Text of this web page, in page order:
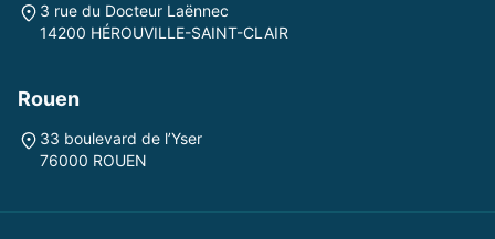
3 rue du Docteur Laënnec
14200 HÉROUVILLE-SAINT-CLAIR
Rouen
33 boulevard de l’Yser
76000 ROUEN